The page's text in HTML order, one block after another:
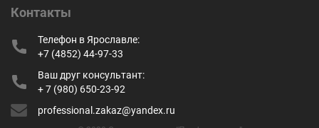
Контакты
Телефон в Ярославле:
+7 (4852) 44-97-33
Ваш друг консультант:
+ 7 (980) 650-23-92
professional.zakaz@yandex.ru